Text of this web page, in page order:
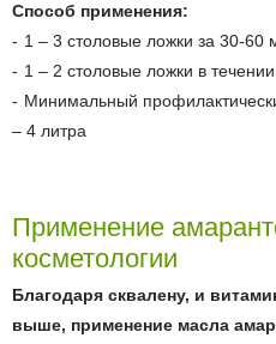
Способ применения:
1 – 3 столовые ложки за 30-60
1 – 2 столовые ложки в
Минимальный
– 4 литра
Применение
косметологии
Благодаря сквалену, и
выше, применение масла